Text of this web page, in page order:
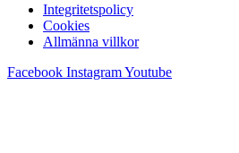
Integritetspolicy
Cookies
Allmänna villkor
Facebook InstagramYoutube